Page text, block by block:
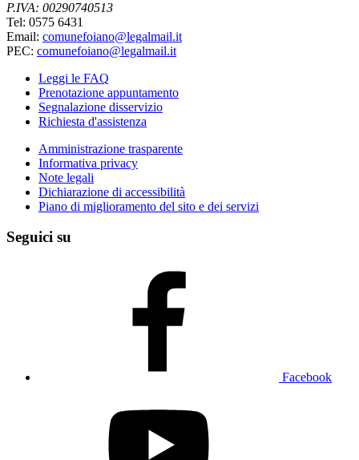
P.IVA: 00290740513
Tel: 0575 6431
Email: comunefoiano@legalmail.it
PEC: comunefoiano@legalmail.it
Leggi le FAQ
Prenotazione appuntamento
Segnalazione disservizio
Richiesta d'assistenza
Amministrazione trasparente
Informativa privacy
Note legali
Dichiarazione di accessibilità
Piano di miglioramento del sito e dei servizi
Seguici su
Facebook